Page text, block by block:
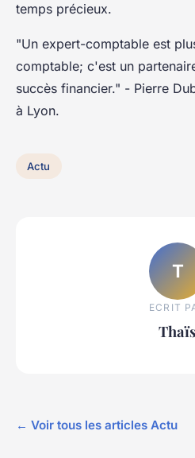
temps précieux.
"Un expert-comptable est
comptable; c'est un
succès financier." - Pierre
à Lyon.
Actu
T
ECRIT
Thaïs
← Voir tous les articles Actu